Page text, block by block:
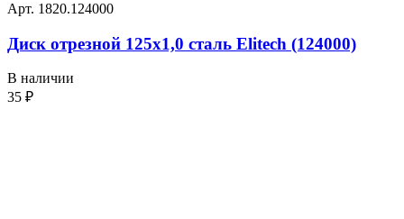
Арт. 1820.124000
Диск отрезной 125х1,0 сталь Elitech (124000)
В наличии
35 ₽